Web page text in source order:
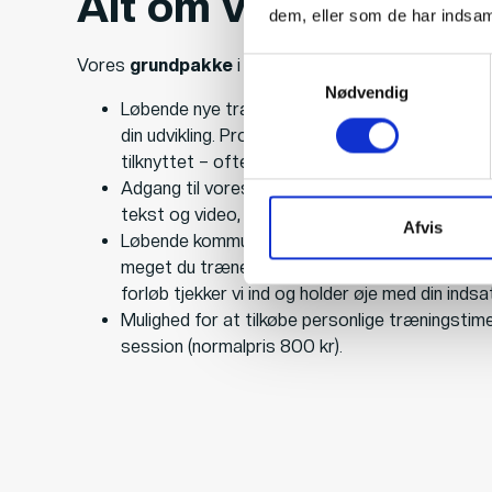
dem, eller som de har
Nødvendig
Afvis
Vores grundpakke i vores programmerings forløb
Løbende nye træningsprogrammer, tilpasset
din udvikling. Programmerne udarbejdes af
tilknyttet – ofte den træner, du allerede har
Adgang til vores egen app, hvor du kan se dit
tekst og video, logføre din træning, skrive med
Løbende kommunikation med din træner. Vi kan
meget du træner, og hvordan din progression
forløb tjekker vi ind og holder øje med din
Mulighed for at tilkøbe personlige
session (normalpris 800 kr).